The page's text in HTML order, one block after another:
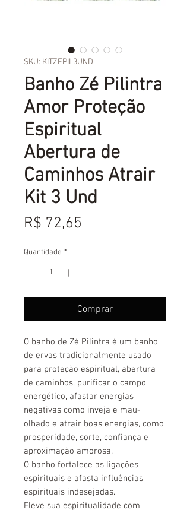
SKU: KITZEPIL3UND
Banho Zé Pilintra
Amor Proteção
Espiritual
Abertura de
Caminhos Atrair
Kit 3 Und
R$ 72,65
Quantidade *
Comprar
O banho de Zé Pilintra é um banho
de ervas tradicionalmente usado
para proteção espiritual, abertura
de caminhos, purificar o campo
energético, afastar energias
negativas como inveja e mau-
olhado e atrair boas energias, como
prosperidade, sorte, confiança e
aproximação amorosa.
O banho fortalece as ligações
espirituais e afasta influências
espirituais indesejadas.
Eleve sua espiritualidade com